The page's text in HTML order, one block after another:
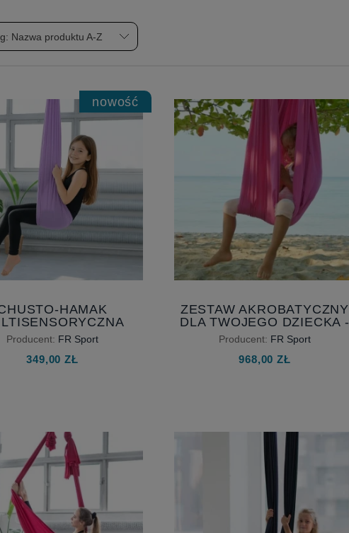
Nazwa produktu A-Z
HAMAK
DLA DZIECI Z
AKCESORIAMI
Producent: FR Sport
349,00 ZŁ
nowość
ZESTAW AKROBATYCZNY
DLA TWOJEGO DZIECKA -
MULTISENSORYCZNY
HAMAK DLA ROZWOJU
TWOJEGO DZIECKA
Producent: FR Sport
968,00 ZŁ